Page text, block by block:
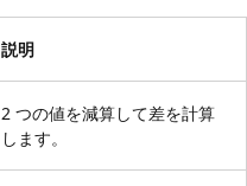
説明
2 つの値を減算して差を計算
します。